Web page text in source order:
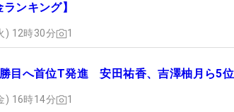
ランキング】
) 12時30分 1
目へ首位T発進 安田祐香、吉澤柚月ら5位
) 16時14分 1